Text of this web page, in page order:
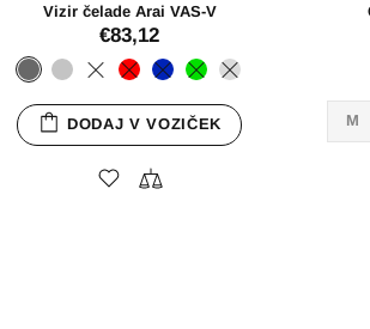
Vijaki za vizir Tour-X4
DODAJ V VOZIČEK